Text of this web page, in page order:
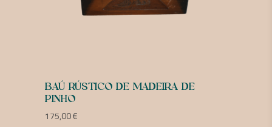
BAÚ RÚSTICO DE MADEIRA DE
PINHO
175,00€